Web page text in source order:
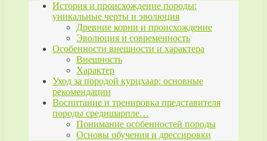
История и происхождение породы:
уникальные черты и эволюция
Древние корни и происхождение
Эволюция и современность
Особенности внешности и характера
Внешность
Характер
Уход за породой курцхаар: основные
рекомендации
Воспитание и тренировка представителя
породы средишарпле…
Понимание особенностей породы
Основы обучения и дрессировки